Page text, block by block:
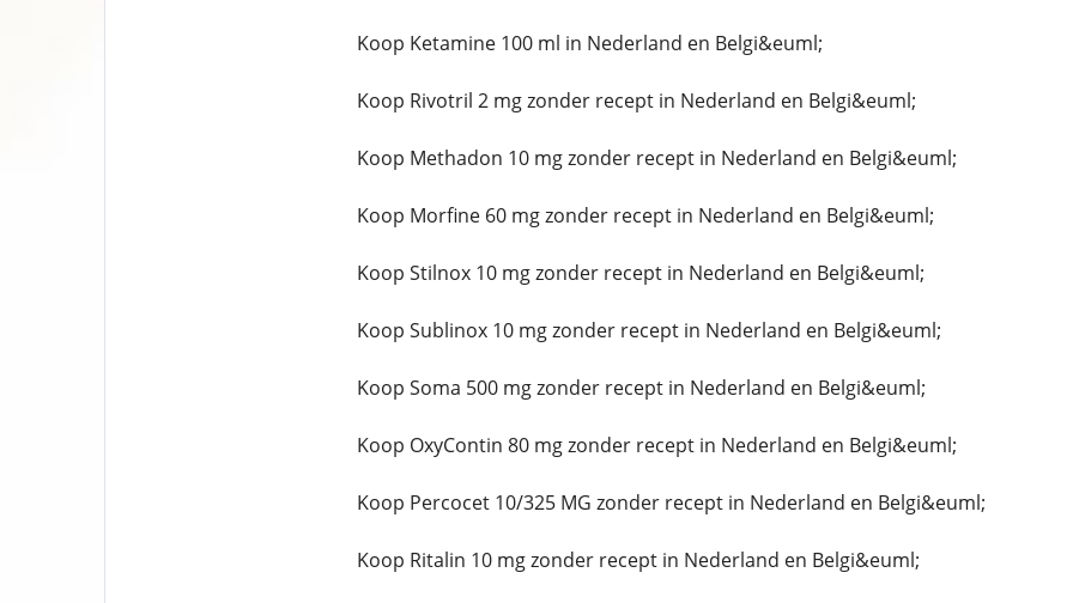
Koop Ketamine 100 ml in Nederland en Belgi&euml;
Koop Rivotril 2 mg zonder recept in Nederland en Belgi&euml;
Koop Methadon 10 mg zonder recept in Nederland en Belgi&euml;
Koop Morfine 60 mg zonder recept in Nederland en Belgi&euml;
Koop Stilnox 10 mg zonder recept in Nederland en Belgi&euml;
Koop Sublinox 10 mg zonder recept in Nederland en Belgi&euml;
Koop Soma 500 mg zonder recept in Nederland en Belgi&euml;
Koop OxyContin 80 mg zonder recept in Nederland en Belgi&euml;
Koop Percocet 10/325 MG zonder recept in Nederland en Belgi&euml;
Koop Ritalin 10 mg zonder recept in Nederland en Belgi&euml;